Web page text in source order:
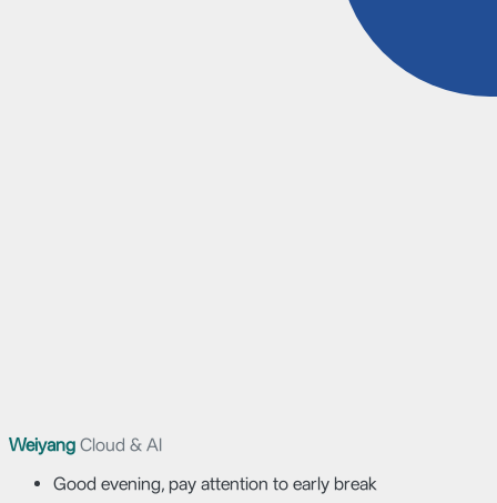
Weiyang Cloud & AI
Good evening, pay attention to early break